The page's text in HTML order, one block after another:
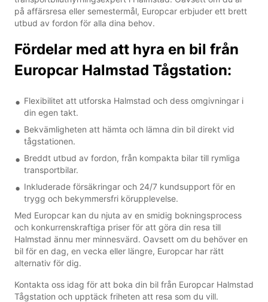
på affärsresa eller semestermål, Europcar erbjuder ett brett
utbud av fordon för alla dina behov.
Fördelar med att hyra en bil från
Europcar Halmstad Tågstation:
Flexibilitet att utforska Halmstad och dess omgivningar i
din egen takt.
Bekvämligheten att hämta och lämna din bil direkt vid
tågstationen.
Breddt utbud av fordon, från kompakta bilar till rymliga
transportbilar.
Inkluderade försäkringar och 24/7 kundsupport för en
trygg och bekymmersfri körupplevelse.
Med Europcar kan du njuta av en smidig bokningsprocess
och konkurrenskraftiga priser för att göra din resa till
Halmstad ännu mer minnesvärd. Oavsett om du behöver en
bil för en dag, en vecka eller längre, Europcar har rätt
alternativ för dig.
Kontakta oss idag för att boka din bil från Europcar Halmstad
Tågstation och upptäck friheten att resa som du vill.